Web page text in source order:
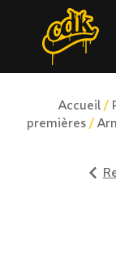
Accueil/
premières /